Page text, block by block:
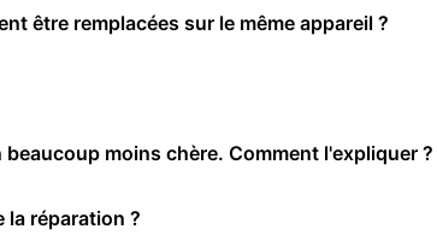
être remplacées sur le même appareil ?
moins chère. Comment l'expliquer ?
la réparation ?